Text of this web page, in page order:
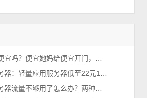
腾讯云服务器价格便宜吗？便宜她妈给便宜开门，便宜到家了
短期使用腾讯云服务器：轻量应用服务器低至22元1个月2026年最新
腾讯云轻量应用服务器流量不够用了怎么办？两种解决方法